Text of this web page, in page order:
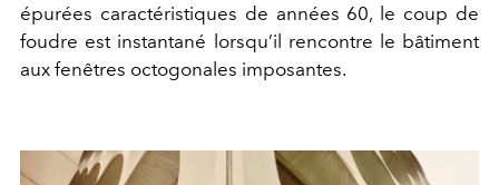
épurées caractéristiques de années 60, le coup de
foudre est instantané lorsqu’il rencontre le bâtiment
aux fenêtres octogonales imposantes.